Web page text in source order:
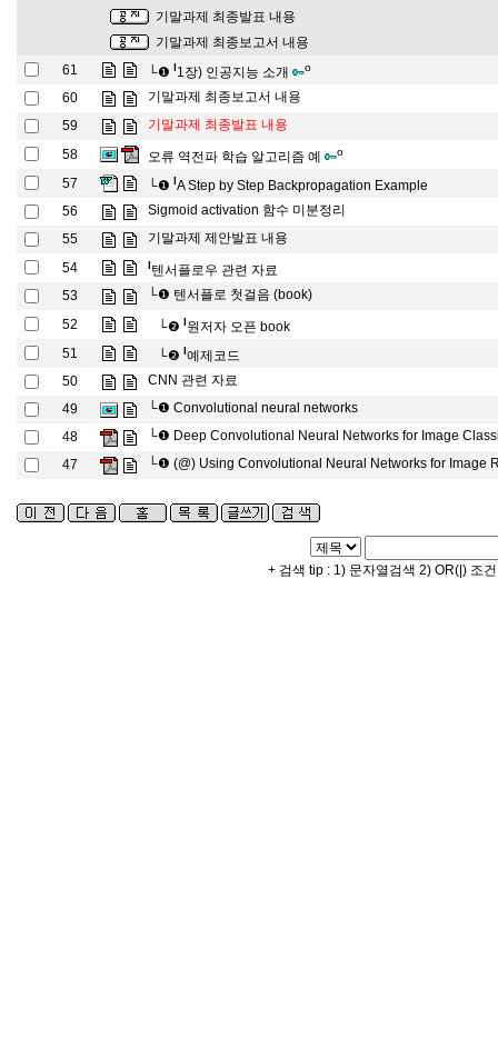
기말과제 최종발표 내용
기말과제 최종보고서 내용
61
└❶ l1장) 인공지능 소개 o
60
기말과제 최종보고서 내용
59
기말과제 최종발표 내용
58
오류 역전파 학습 알고리즘 예 o
57 └❶ lA Step by Step Backpropagation Example
56
Sigmoid activation 함수 미분정리
55
기말과제 제안발표 내용
54
l텐서플로우 관련 자료
53
└❶ 텐서플로 첫걸음 (book)
52
└❷ l원저자 오픈 book
51
└❷ l예제코드
50
CNN 관련 자료
49
└❶ Convolutional neural networks
48
└❶ Deep Convolutional Neural Networks for Image
47
└❶ (@) Using Convolutional Neural Networks for Image
+ 검색 tip : 1) 문자열검색 2) OR(|) 조